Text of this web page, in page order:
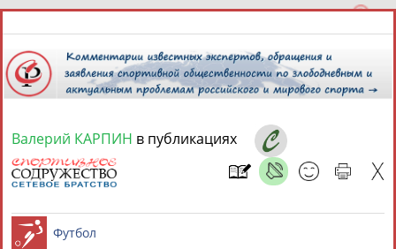
7 августа 2026 года,
СПОРТСМЕНЫ, ТРЕНЕРЫ И СПЕЦИАЛИСТЫ
Валерий КАРПИН в публикациях